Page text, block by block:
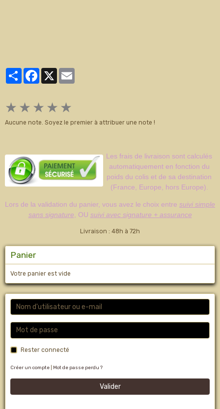
PartagerFacebook
★ ★ ★ ★ ★
Aucune note. Soyez le premier à attribuer une note !
Les frais de livraison sont calculés
automatiquement en fonction du
poids du colis et de sa destination
(France, Europe, hors Europe).
Lors de la validation du panier, vous avez le choix entre suivi simple
sans signature , OU suivi avec signature + assurance
Livraison : 48h à 72h
Panier
Votre panier est vide
Rester connecté
Créer un compte Mot de passe perdu ?
Valider